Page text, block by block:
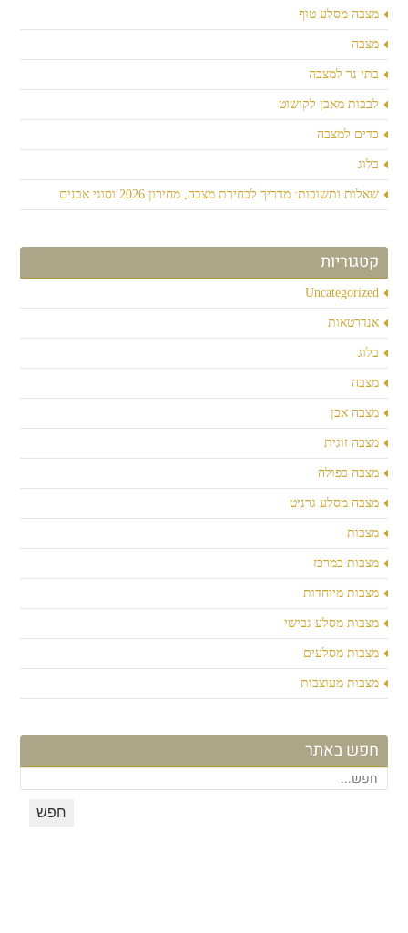
מצבה מסלע טוף
מצבה
בתי נר למצבה
לבבות מאבן לקישוט
כדים למצבה
בלוג
שאלות ותשובות: מדריך לבחירת מצבה, מחירון 2026 וסוגי אבנים
קטגוריות
Uncategorized
אנדרטאות
בלוג
מצבה
מצבה אבן
מצבה זוגית
מצבה כפולה
מצבה מסלע גרניט
מצבות
מצבות במרכז
מצבות מיוחדות
מצבות מסלע גבישי
מצבות מסלעים
מצבות מעוצבות
חפש באתר